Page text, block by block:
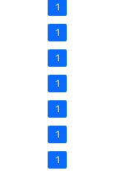
1
1
1
1
1
1
1